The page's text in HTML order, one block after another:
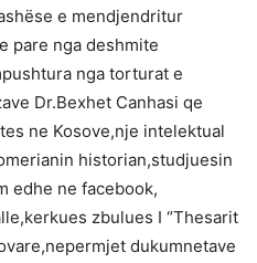
e mendjendritur
pare nga deshmite
nga torturat e
Dr.Bexhet Canhasi qe
ne Kosove,nje intelektual
historian,studjuesin
edhe ne facebook,
zbulues I “Thesarit
dukumnetave